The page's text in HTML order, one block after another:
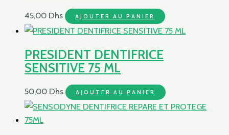
45,00 Dhs AJOUTER AU PANIER
PRESIDENT DENTIFRICE
SENSITIVE 75 ML
50,00 Dhs AJOUTER AU PANIER